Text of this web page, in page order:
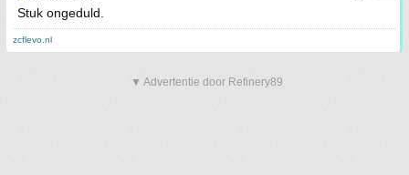
Stuk ongeduld.
zcflevo.nl
▼ Advertentie door Refinery89